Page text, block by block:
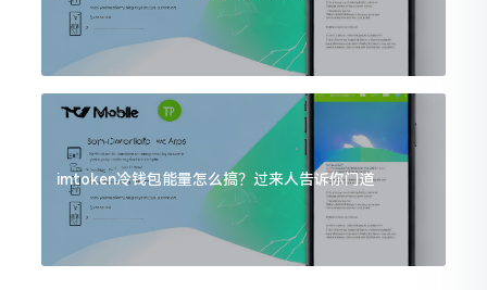
imtoken冷钱包能量怎么搞？过来人告诉你门道